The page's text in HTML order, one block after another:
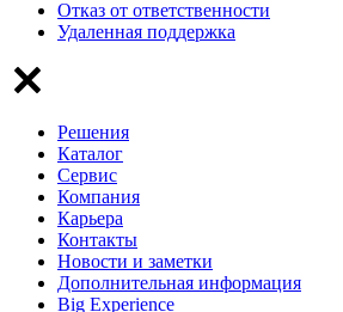
Отказ от ответственности
Удаленная поддержка
Решения
Каталог
Сервис
Компания
Карьера
Контакты
Новости и заметки
Дополнительная информация
Big Experience